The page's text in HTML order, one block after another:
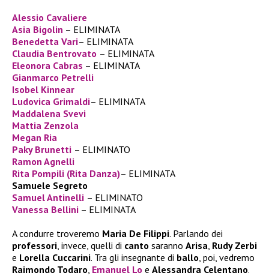
Alessio Cavaliere
Asia Bigolin – ELIMINATA
Benedetta Vari– ELIMINATA
Claudia Bentrovato – ELIMINATA
Eleonora Cabras – ELIMINATA
Gianmarco Petrelli
Isobel Kinnear
Ludovica Grimaldi– ELIMINATA
Maddalena Svevi
Mattia Zenzola
Megan Ria
Paky Brunetti – ELIMINATO
Ramon Agnelli
Rita Pompili (Rita Danza)– ELIMINATA
Samuele Segreto
Samuel Antinelli – ELIMINATO
Vanessa Bellini – ELIMINATA
A condurre troveremo Maria De Filippi. Parlando dei
professori , invece, quelli di canto saranno Arisa Rudy Zerbi
e Lorella Cuccarini. Tra gli insegnante di ballo , poi, vedremo
Raimondo Todaro Emanuel Lo e Alessandra Celentano.